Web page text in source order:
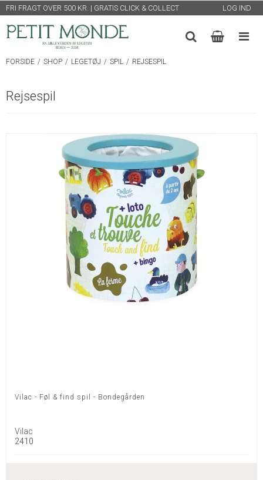
FRI FRAGT OVER 500 KR. | GRATIS CLICK & COLLECT LOG IND
FORSIDE / SHOP / LEGETØJ / SPIL / REJSESPIL
Rejsespil
Vilac - Føl & find spil - Bondegården
Vilac
2410